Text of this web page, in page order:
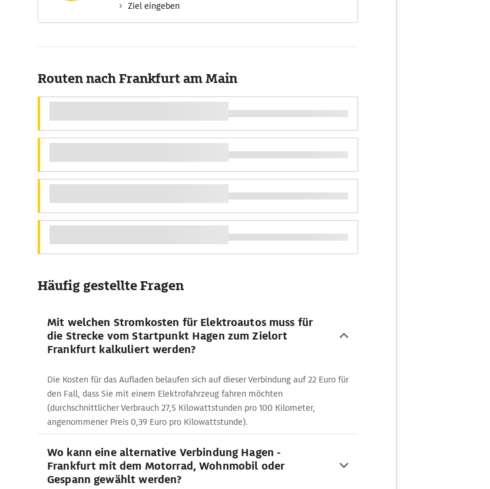
Ziel eingeben
Routen nach Frankfurt am Main
Häufig gestellte Fragen
Mit welchen Stromkosten für Elektroautos muss für
die Strecke vom Startpunkt Hagen zum Zielort
Frankfurt kalkuliert werden?
Die Kosten für das Aufladen belaufen sich auf dieser Verbindung auf 22 Euro für
den Fall, dass Sie mit einem Elektrofahrzeug fahren möchten
(durchschnittlicher Verbrauch 27,5 Kilowattstunden pro 100 Kilometer,
angenommener Preis 0,39 Euro pro Kilowattstunde).
Wo kann eine alternative Verbindung Hagen -
Frankfurt mit dem Motorrad, Wohnmobil oder
Gespann gewählt werden?